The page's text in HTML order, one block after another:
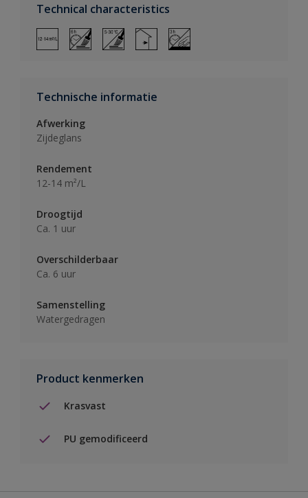
Technical characteristics
Technische informatie
Afwerking
Zijdeglans
Rendement
12-14 m²/L
Droogtijd
Ca. 1 uur
Overschilderbaar
Ca. 6 uur
Samenstelling
Watergedragen
Product kenmerken
Krasvast
PU gemodificeerd